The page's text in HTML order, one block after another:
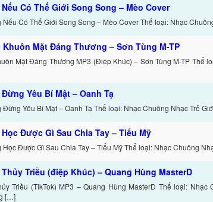
Có Thế Giới Song Song – Mèo Cover
Nếu Có Thế Giới Song Song – Mèo Cover Thể loại: Nhạc
Khuôn Mặt Đáng Thương – Sơn Tùng M-TP
Mặt Đáng Thương MP3 (Điệp Khúc) – Sơn Tùng M-TP Thể
Yêu Bí Mật – Oanh Tạ
Đừng Yêu Bí Mật – Oanh Tạ Thể loại: Nhạc Chuông Nhạc Trẻ
Được Gì Sau Chia Tay – Tiểu Mỹ
Học Được Gì Sau Chia Tay – Tiểu Mỹ Thể loại: Nhạc Chuông
Triều (điệp Khúc) – Quang Hùng MasterD
Triều (TikTok) MP3 – Quang Hùng MasterD Thể loại: Nhạc
[…]